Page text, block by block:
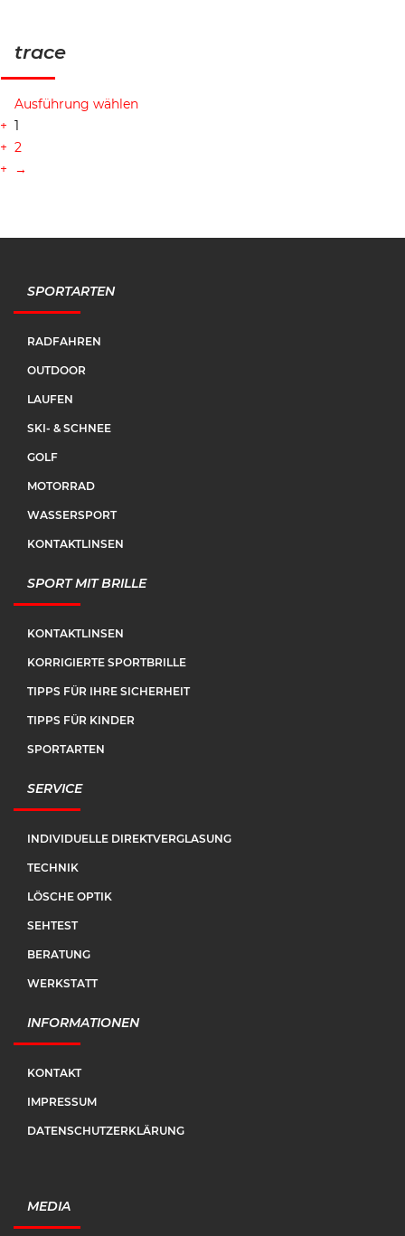
trace
Ausführung wählen
1
2
→
SPORTARTEN
RADFAHREN
OUTDOOR
LAUFEN
SKI- & SCHNEE
GOLF
MOTORRAD
WASSERSPORT
KONTAKTLINSEN
SPORT MIT BRILLE
KONTAKTLINSEN
KORRIGIERTE SPORTBRILLE
TIPPS FÜR IHRE SICHERHEIT
TIPPS FÜR KINDER
SPORTARTEN
SERVICE
INDIVIDUELLE DIREKTVERGLASUNG
TECHNIK
LÖSCHE OPTIK
SEHTEST
BERATUNG
WERKSTATT
INFORMATIONEN
KONTAKT
IMPRESSUM
DATENSCHUTZERKLÄRUNG
MEDIA